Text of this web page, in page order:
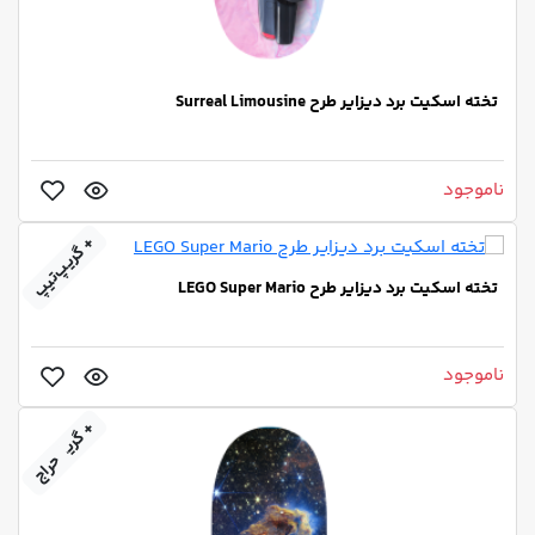
تخته اسکیت برد دیزایر طرح Surreal Limousine
ناموجود
تخته اسکیت برد دیزایر طرح LEGO Super Mario
ناموجود
+ گریپ‌تیپ
+ گریپ‌تیپ
حراج